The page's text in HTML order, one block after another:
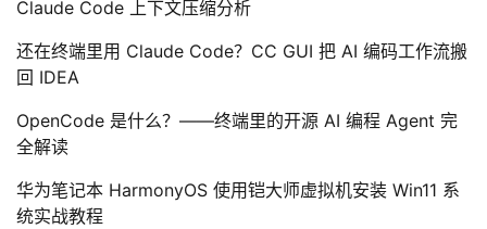
Claude Code 上下文压缩分析
还在终端里用 Claude Code？CC GUI 把 AI 编码工作流搬
回 IDEA
OpenCode 是什么？——终端里的开源 AI 编程 Agent 完
全解读
华为笔记本 HarmonyOS 使用铠大师虚拟机安装 Win11 系
统实战教程